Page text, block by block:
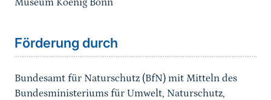
Museum Koenig Bonn
Förderung durch
Bundesamt für Naturschutz (BfN) mit Mitteln des
Bundesministeriums für Umwelt, Naturschutz,